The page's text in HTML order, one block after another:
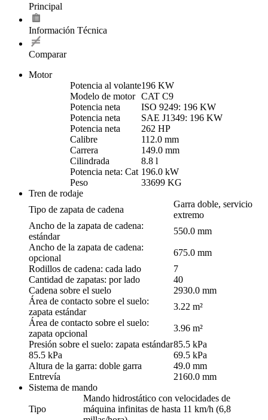
Principal
Información Técnica
Comparar
Motor
Potencia al volante196 KW
Modelo de motor
CAT C9
Potencia neta
ISO 9249: 196 KW
Potencia neta
SAE J1349: 196 KW
Potencia neta
262 HP
Calibre
112.0 mm
Carrera
149.0 mm
Cilindrada
8.8 l
Potencia neta: Cat 196.0 kW
Peso
33699 KG
Tren de rodaje
Tipo de zapata de cadena
Garra doble, servicio
extremo
Ancho de la zapata de cadena:
estándar
550.0 mm
Ancho de la zapata de cadena:
opcional
675.0 mm
Rodillos de cadena: cada lado
7
Cantidad de zapatas: por lado
40
Cadena sobre el suelo
2930.0 mm
Área de contacto sobre el suelo:
zapata estándar
3.22 m²
Área de contacto sobre el suelo:
zapata opcional
3.96 m²
Presión sobre el suelo: zapata estándar85.5 kPa
85.5 kPa
69.5 kPa
Altura de la garra: doble garra
49.0 mm
Entrevía
2160.0 mm
Sistema de mando
Tipo
Mando hidrostático con velocidades de
máquina infinitas de hasta 11 km/h (6,8